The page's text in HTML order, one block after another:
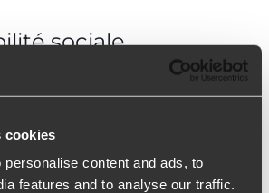
cookies
content and ads, to
features and to analyse our traffic.
sociale
en sorte que les autres nous